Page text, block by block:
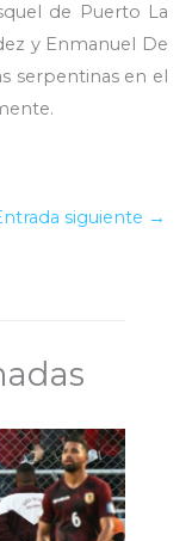
de Puerto La
y Enmanuel De
serpentinas en el
siguiente →